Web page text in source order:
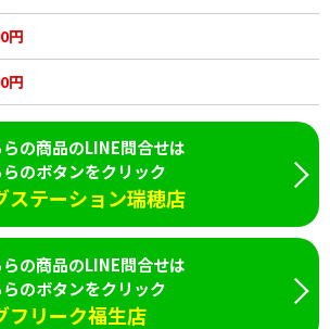
円
円
らの商品のLINE問合せは
らのボタンをクリック
ステーション瑞穂店
らの商品のLINE問合せは
らのボタンをクリック
フリーク福生店